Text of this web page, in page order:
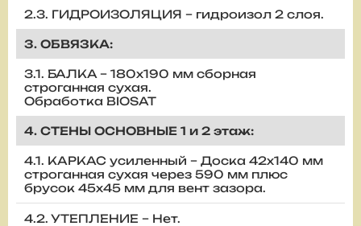
2.3. ГИДРОИЗОЛЯЦИЯ – гидроизол 2 слоя.
3. ОБВЯЗКА:
3.1. БАЛКА – 180х190 мм сборная
строганная сухая.
Обработка BIOSAT
4. СТЕНЫ ОСНОВНЫЕ 1 и 2 этаж:
4.1. КАРКАС усиленный – Доска 42х140 мм
строганная сухая через 590 мм плюс
брусок 45х45 мм для вент зазора.
4.2. УТЕПЛЕНИЕ – Нет.